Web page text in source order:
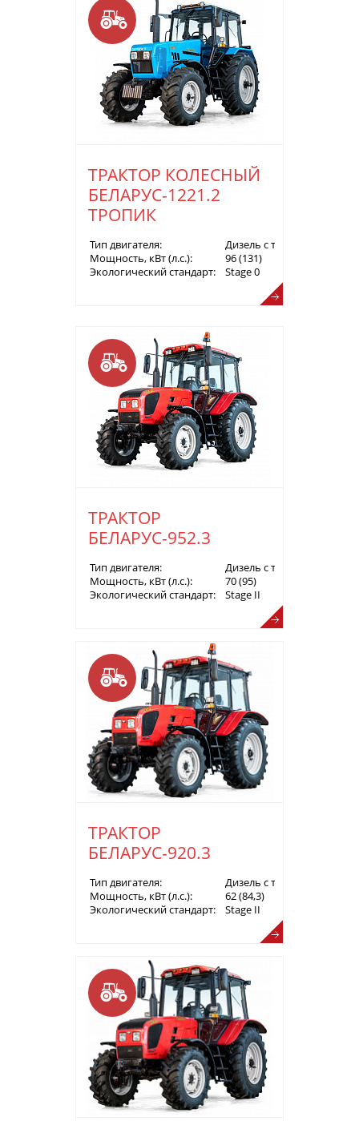
ТРАКТОР КОЛЕСНЫЙ
БЕЛАРУС-1221.2
ТРОПИК
Тип двигателя:
Дизель с турбонаддувом
Мощность, кВт (л.с.):
96 (131)
Экологический стандарт:
Stage 0
ТРАКТОР
БЕЛАРУС-952.3
Тип двигателя:
Дизель с турбонаддувом
Мощность, кВт (л.с.):
70 (95)
Экологический стандарт:
Stage II
ТРАКТОР
БЕЛАРУС-920.3
Тип двигателя:
Дизель с турбонаддувом
Мощность, кВт (л.с.):
62 (84,3)
Экологический стандарт:
Stage II